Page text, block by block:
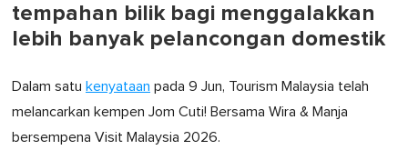
tempahan bilik bagi menggalakkan
lebih banyak pelancongan domestik
Dalam satu kenyataan pada 9 Jun, Tourism Malaysia telah
melancarkan kempen Jom Cuti! Bersama Wira & Manja
bersempena Visit Malaysia 2026.